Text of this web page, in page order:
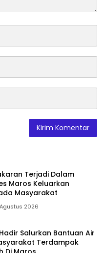
Terjadi Dalam
Maros Keluarkan
Masyarakat
2026
Salurkan Bantuan Air
Terdampak